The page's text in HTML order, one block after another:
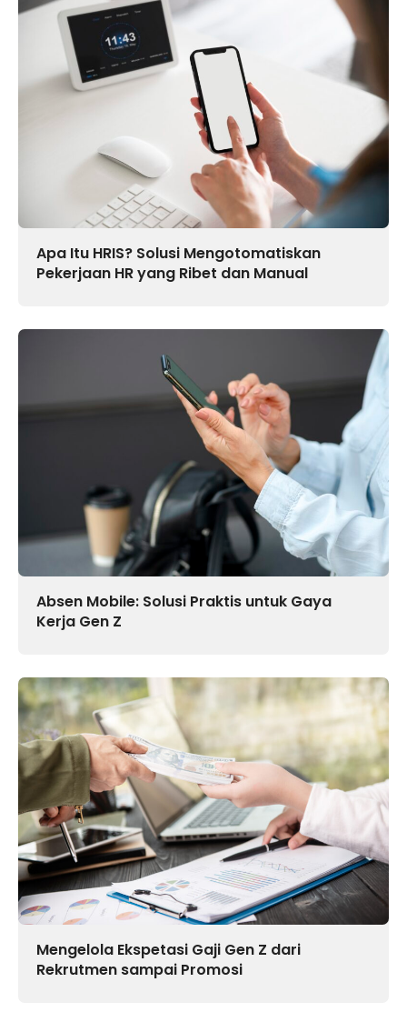
Apa Itu HRIS? Solusi Mengotomatiskan
Pekerjaan HR yang Ribet dan Manual
Absen Mobile: Solusi Praktis untuk Gaya
Kerja Gen Z
Mengelola Ekspetasi Gaji Gen Z dari
Rekrutmen sampai Promosi